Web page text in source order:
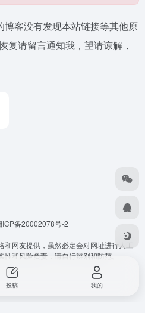
客没有发现本站链接等其他原
复请留言通知我，望请谅解，
ICP备20002078号-2
网友提供，虽然必定会对网址进行人工
和风险负责，请自行辨别和防范。
投稿 我的